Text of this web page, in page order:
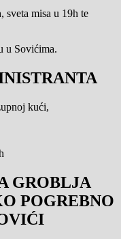
sveta misa u 19h te
u Sovićima.
kući,
GROBLJA
POGREBNO